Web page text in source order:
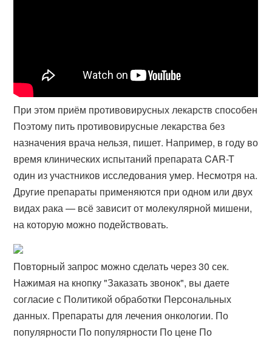
При этом приём противовирусных лекарств способен
Поэтому пить противовирусные лекарства без
назначения врача нельзя, пишет. Например, в году во
время клинических испытаний препарата CAR-T
один из участников исследования умер. Несмотря на.
Другие препараты применяются при одном или двух
видах рака — всё зависит от молекулярной мишени,
на которую можно подействовать.
Повторный запрос можно сделать через 30 сек.
Нажимая на кнопку "Заказать звонок", вы даете
согласие с Политикой обработки Персональных
данных. Препараты для лечения онкологии. По
популярности По популярности По цене По